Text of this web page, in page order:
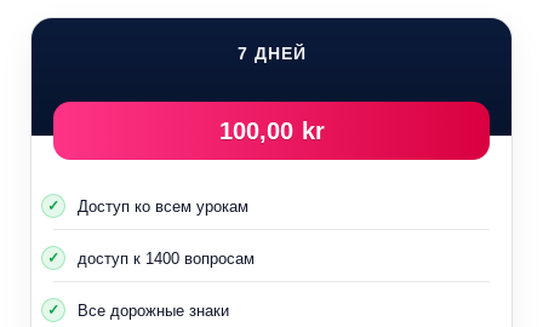
7 ДНЕЙ
100,00 kr
Доступ ко всем урокам
доступ к 1400 вопросам
Все дорожные знаки